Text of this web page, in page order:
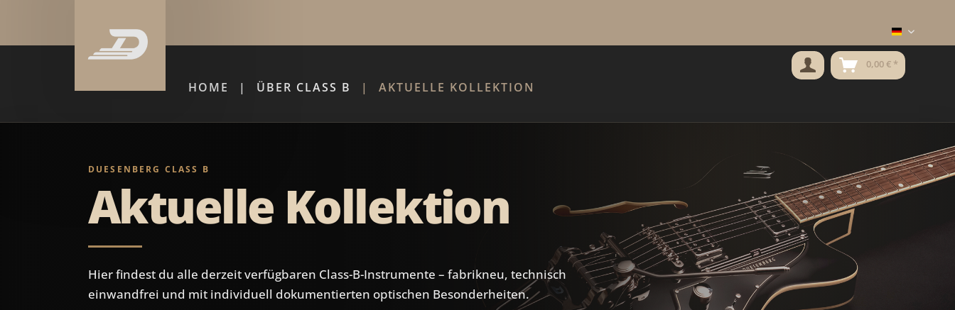
deutsch
0,00 € *
HOME ÜBER CLASS B AKTUELLE KOLLEKTION
DUESENBERG CLASS B
Aktuelle Kollektion
Hier findest du alle derzeit verfügbaren Class-B-Instrumente – fabrikneu, technisch
einwandfrei und mit individuell dokumentierten optischen Besonderheiten.